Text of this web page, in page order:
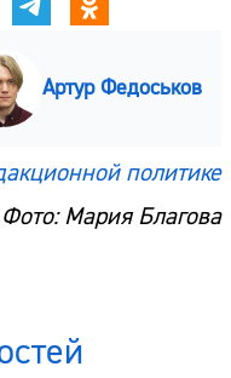
Артур Федоськов
политике
Фото: Мария Благова